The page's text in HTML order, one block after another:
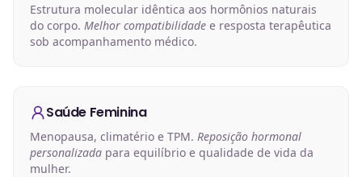
Estrutura molecular idêntica aos hormônios naturais
do corpo. Melhor compatibilidade e resposta terapêutica
sob acompanhamento médico.
Saúde Feminina
Menopausa, climatério e TPM. Reposição hormonal
personalizada para equilíbrio e qualidade de vida da
mulher.